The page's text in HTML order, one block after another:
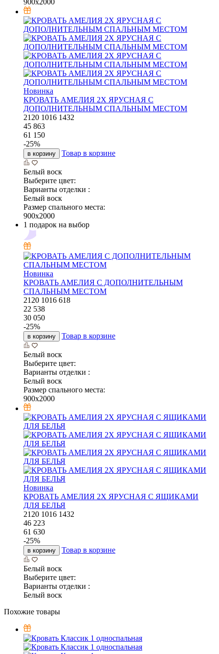
900x2000
Новинка
КРОВАТЬ АМЕЛИЯ 2Х ЯРУСНАЯ С
ДОПОЛНИТЕЛЬНЫМ СПАЛЬНЫМ МЕСТОМ
2120 1016 1432
45 863
61 150
-25%
в корзину Товар в корзине
Белый воск
Выберите цвет:
Варианты отделки :
Белый воск
Размер спального места:
900x2000
1 подарок на выбор
Новинка
КРОВАТЬ АМЕЛИЯ С ДОПОЛНИТЕЛЬНЫМ
СПАЛЬНЫМ МЕСТОМ
2120 1016 618
22 538
30 050
-25%
в корзину Товар в корзине
Белый воск
Выберите цвет:
Варианты отделки :
Белый воск
Размер спального места:
900x2000
Новинка
КРОВАТЬ АМЕЛИЯ 2Х ЯРУСНАЯ С ЯЩИКАМИ
ДЛЯ БЕЛЬЯ
2120 1016 1432
46 223
61 630
-25%
в корзину Товар в корзине
Белый воск
Выберите цвет:
Варианты отделки :
Белый воск
Похожие товары